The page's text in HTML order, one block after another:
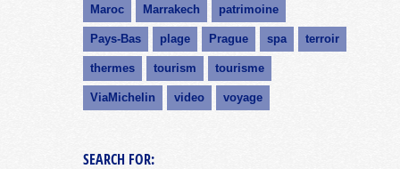
Maroc Marrakech patrimoine
Pays-Bas plage Prague spa terroir
thermes tourism tourisme
ViaMichelin video voyage
SEARCH FOR: